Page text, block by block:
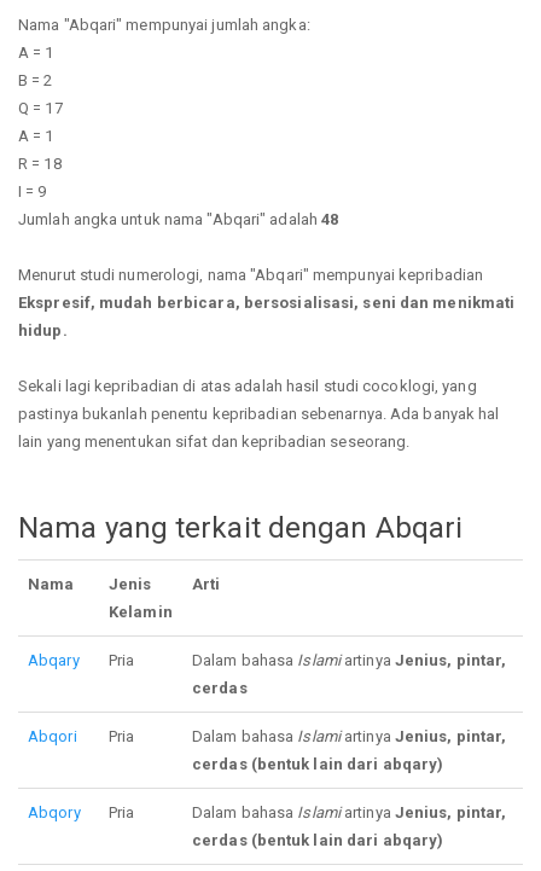
Nama "Abqari" mempunyai jumlah angka:
A = 1
B = 2
Q = 17
A = 1
R = 18
I = 9
Jumlah angka untuk nama "Abqari" adalah 48
Menurut studi numerologi, nama "Abqari" mempunyai kepribadian
Ekspresif, mudah berbicara, bersosialisasi, seni dan menikmati
hidup.
Sekali lagi kepribadian di atas adalah hasil studi cocoklogi, yang
pastinya bukanlah penentu kepribadian sebenarnya. Ada banyak hal
lain yang menentukan sifat dan kepribadian seseorang.
Nama yang terkait dengan Abqari
Nama
Jenis
Kelamin
Arti
Abqary Pria Dalam bahasa Islamiartinya Jenius, pintar,
cerdas
Abqori Pria Dalam bahasa Islamiartinya Jenius, pintar,
cerdas (bentuk lain dari abqary)
Abqory Pria Dalam bahasa Islamiartinya Jenius, pintar,
cerdas (bentuk lain dari abqary)